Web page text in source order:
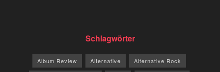
Schlagwörter
Album Review Alternative Alternative Rock